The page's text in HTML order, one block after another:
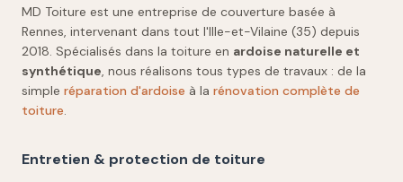
MD Toiture est une entreprise de couverture basée à
Rennes, intervenant dans tout l'Ille-et-Vilaine (35) depuis
2018. Spécialisés dans la toiture en ardoise naturelle et
synthétique, nous réalisons tous types de travaux : de la
simple réparation d'ardoise à la rénovation complète de
toiture.
Entretien & protection de toiture